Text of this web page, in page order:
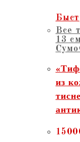
Все
13
из